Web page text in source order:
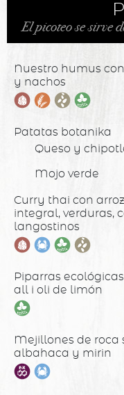
El picoteo se sirve
Nuestro humus
y nachos
Patatas botanika
Queso y
Mojo verde
Curry thai con
integral, verduras,
langostinos
Piparras
all i oli de limón
Mejillones de roca
albahaca y mirin